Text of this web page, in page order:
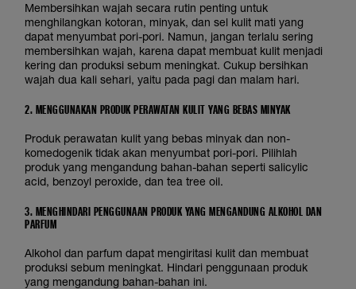
Membersihkan wajah secara rutin penting untuk
menghilangkan kotoran, minyak, dan sel kulit mati yang
dapat menyumbat pori-pori. Namun, jangan terlalu sering
membersihkan wajah, karena dapat membuat kulit menjadi
kering dan produksi sebum meningkat. Cukup bersihkan
wajah dua kali sehari, yaitu pada pagi dan malam hari.
2. MENGGUNAKAN PRODUK PERAWATAN KULIT YANG BEBAS MINYAK
Produk perawatan kulit yang bebas minyak dan non-
komedogenik tidak akan menyumbat pori-pori. Pilihlah
produk yang mengandung bahan-bahan seperti salicylic
acid, benzoyl peroxide, dan tea tree oil.
3. MENGHINDARI PENGGUNAAN PRODUK YANG MENGANDUNG ALKOHOL DAN
PARFUM
Alkohol dan parfum dapat mengiritasi kulit dan membuat
produksi sebum meningkat. Hindari penggunaan produk
yang mengandung bahan-bahan ini.